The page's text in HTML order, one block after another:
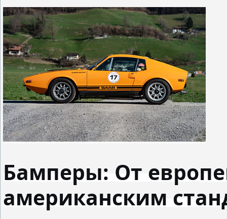
Бамперы: От
американским